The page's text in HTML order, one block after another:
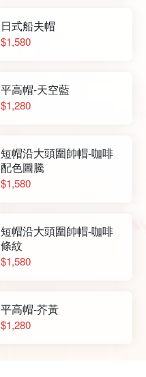
日式船夫帽
$1,580
平高帽-天空藍
$1,280
短帽沿大頭圍帥帽-咖啡
配色圖騰
$1,580
短帽沿大頭圍帥帽-咖啡
條紋
$1,580
平高帽-芥黃
$1,280